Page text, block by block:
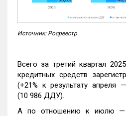
Источник: Росреестр
Всего за третий квартал
кредитных средств
(+21% к результату апреля
(10 986 ДДУ).
А по отношению к июлю —